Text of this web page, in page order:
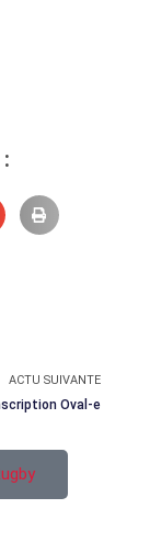
ACTU SUIVANTE
Oval-e